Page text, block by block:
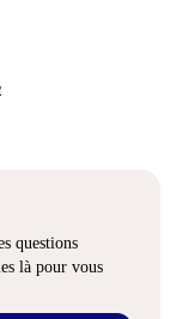
questions
là pour vous